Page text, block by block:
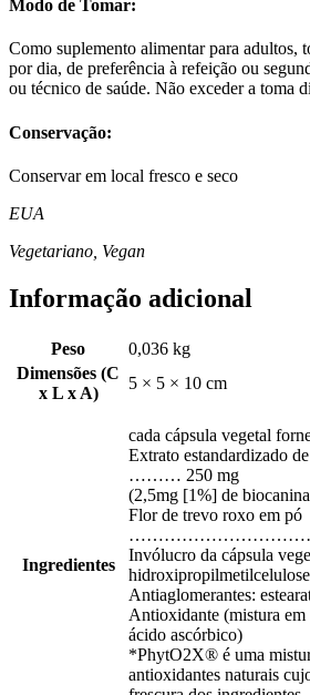
Modo de Tomar:
Como suplemento alimentar para adultos,
por dia, de preferência à refeição ou
ou técnico de saúde. Não exceder a toma
Conservação:
Conservar em local fresco e seco
EUA
Vegetariano, Vegan
Informação adicional
Peso
0,036 kg
Dimensões (C
x L x A)
5 × 5 × 10 cm
Ingredientes
cada cápsula vegetal
Extrato estandardizado
……… 250 mg
(2,5mg [1%] de
Flor de trevo roxo em pó
Invólucro da cápsula
hidroxipropilmetilcelulose
Antiaglomerantes:
Antioxidante (mistura
ácido ascórbico)
*PhytO2X® é uma
antioxidantes naturais